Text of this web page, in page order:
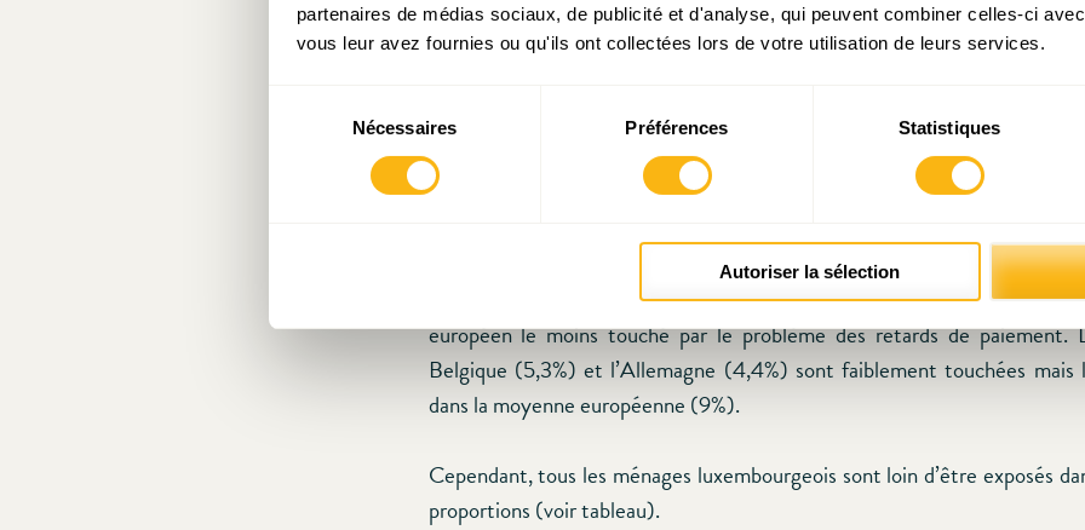
partenaires de médias sociaux, de publicité et d'analyse, qui peuvent combiner celles-ci
vous leur avez fournies ou qu'ils ont collectées lors de votre utilisation de leurs services.
consentement
Nécessaires Préférences Statistiques
Autoriser la sélection
Source : Eurostat, EU-SILC
cours de l’année écoulée, des arriérés de paiement dont 1,5% sur le
les mensualités d’emprunt (propriétaire), 1,7% sur les factures
électricité, gaz et chauffage) et 0,7% sur d’autres emprunts (achats de
le crédit immobilier, aux implications différentes entre ne plus pouvoir
logement ou être freiné dans des achats de biens divers. Le
européen le moins touché par le problème des retards de paiement.
Belgique (5,3%) et l’Allemagne (4,4%) sont faiblement touchées mais
dans la moyenne européenne (9%).
Cependant, tous les ménages luxembourgeois sont loin d’être exposés
proportions (voir tableau).